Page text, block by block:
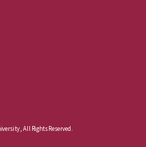
, All Rights Reserved.